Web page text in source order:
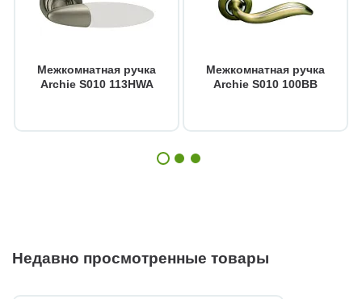
Межкомнатная ручка
Archie S010 113HWA
Межкомнатная ручка
Archie S010 100BB
Недавно просмотренные товары